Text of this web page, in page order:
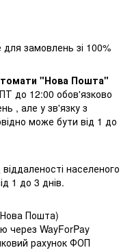
замовлень зі 100%
"Нова Пошта"
до 12:00 обов'язково
, але у зв'язку з
може бути від 1 до
населеного
1 до 3 днів.
Пошта)
через WayForPay
рахунок ФОП